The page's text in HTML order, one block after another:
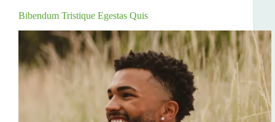
Bibendum Tristique Egestas Quis